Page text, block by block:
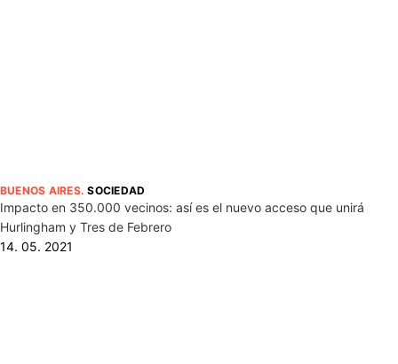
BUENOS AIRES.SOCIEDAD
Impacto en 350.000 vecinos: así es el nuevo acceso que unirá
Hurlingham y Tres de Febrero
14. 05. 2021